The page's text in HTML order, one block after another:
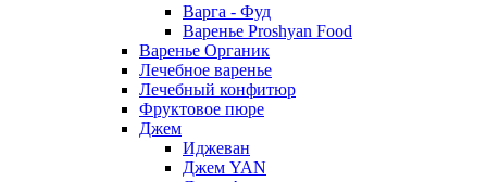
Варга - Фуд
Варенье Proshyan Food
Варенье Органик
Лечебное варенье
Лечебный конфитюр
Фруктовое пюре
Джем
Иджеван
Джем YAN